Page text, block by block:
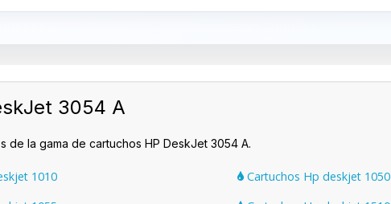
3054 A
de la gama de cartuchos HP DeskJet 3054 A.
1010
Cartuchos Hp deskjet 1050